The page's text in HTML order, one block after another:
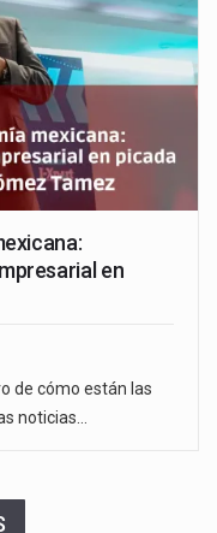
en
de cómo están las
noticias…